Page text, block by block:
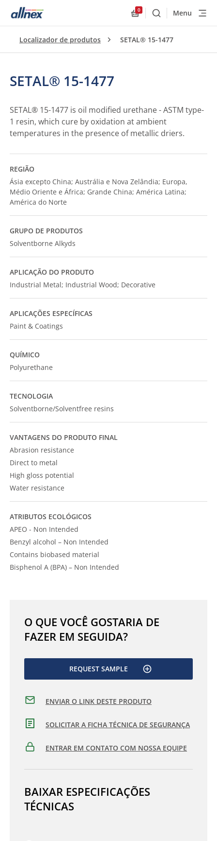
0
BuscarMenu
Localizador de produtos SETAL® 15-1477
SETAL® 15-1477
SETAL® 15-1477 is oil modified urethane - ASTM type-
1 resin, which cure by oxidation at ambient
temperatures in the presence of metallic driers.
REGIÃO
Ásia excepto China; Austrália e Nova Zelândia; Europa,
Médio Oriente e África; Grande China; América Latina;
América do Norte
GRUPO DE PRODUTOS
Solventborne Alkyds
APLICAÇÃO DO PRODUTO
Industrial Metal; Industrial Wood; Decorative
APLICAÇÕES ESPECÍFICAS
Paint & Coatings
QUÍMICO
Polyurethane
TECNOLOGIA
Solventborne/Solventfree resins
VANTAGENS DO PRODUTO FINAL
Abrasion resistance
Direct to metal
High gloss potential
Water resistance
ATRIBUTOS ECOLÓGICOS
APEO - Non Intended
Benzyl alcohol – Non Intended
Contains biobased material
Bisphenol A (BPA) – Non Intended
O QUE VOCÊ GOSTARIA DE
FAZER EM SEGUIDA?
REQUEST SAMPLE
ENVIAR O LINK DESTE PRODUTO
SOLICITAR A FICHA TÉCNICA DE SEGURANÇA
ENTRAR EM CONTATO COM NOSSA EQUIPE
BAIXAR ESPECIFICAÇÕES
TÉCNICAS